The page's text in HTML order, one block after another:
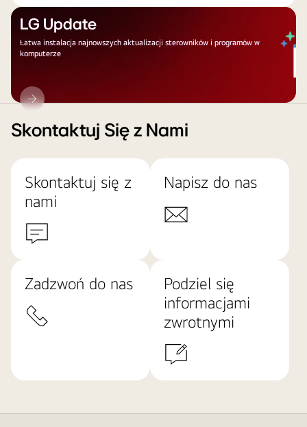
LG Update
Łatwa instalacja najnowszych aktualizacji sterowników i programów w
komputerze
LG
Update
Skontaktuj Się z Nami
Skontaktuj się z
nami
Napisz do nas
Zadzwoń do nas
Podziel się
informacjami
zwrotnymi